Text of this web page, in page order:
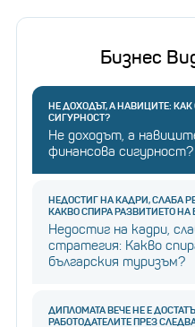
Бизнес
НЕ ДОХОДЪТ, А НАВИЦИТЕ:
СИГУРНОСТ?
Не доходът, а
финансова сигурност?
НЕДОСТИГ НА КАДРИ, СЛАБА
КАКВО СПИРА РАЗВИТИЕТО
Недостиг на кадри,
стратегия: Какво
българския туризъм?
ДИПЛОМАТА ВЕЧЕ НЕ Е
РАБОТОДАТЕЛИТЕ ПРЕЗ